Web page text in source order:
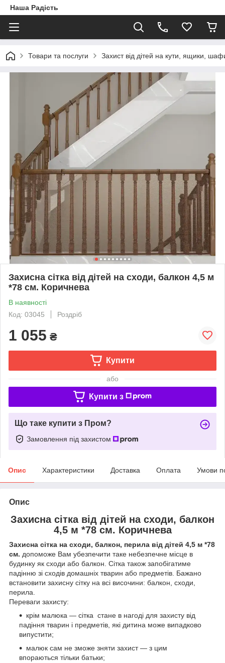
Наша Радість
Товари та послуги Захист від дітей на кути, ящики,
Захисна сітка від дітей на сходи, балкон 4,5 м
*78 см. Коричнева
В наявності
Код: 03045
Роздріб
1 055 ₴
Купити
або
Купити з
Що таке купити з Пром?
Замовлення під захистом
Опис Характеристики Доставка Оплата Умови
Опис
Захисна сітка від дітей на сходи, балкон
4,5 м *78 см. Коричнева
Захисна сітка на сходи, балкон, перила від дітей 4,5 м *78
см. допоможе Вам убезпечити таке небезпечне місце в
будинку як сходи або балкон. Сітка також запобігатиме
падінню зі сходів домашніх тварин або предметів. Бажано
встановити захисну сітку на всі височини: балкон, сходи,
перила.
Переваги захисту:
крім малюка — сітка стане в нагоді для захисту від
падіння тварин і предметів, які дитина може випадково
випустити;
малюк сам не зможе зняти захист — з цим
впораються тільки батьки;